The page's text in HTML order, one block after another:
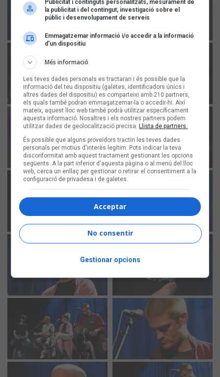
Publicitat i continguts personalitzats, mesurament de
la publicitat i del contingut, investigació sobre el
públic i desenvolupament de serveis
Emmagatzemar informació i/o accedir a la informació
d’un dispositiu
Més informació
Les teves dades personals es tractaran i és possible que la
informació del teu dispositiu (galetes, identificadors únics i
altres dades del dispositiu) es comparteixi amb 210 partners,
els quals també podran emmagatzemar-la o accedir-hi. Així
mateix, aquest lloc web també podrà utilitzar específicament
aquesta informació. Nosaltres i els nostres partners podem
utilitzar dades de geolocalització precisa.Llista de partners.
És possible que alguns proveïdors tractin les teves dades
personals per motius d'interès legítim. Pots indicar la teva
disconformitat amb aquest tractament gestionant les opcions
següents. A la part inferior d'aquesta pàgina o al menú del lloc
web, cerca un enllaç per gestionar o retirar el consentiment a la
configuració de privadesa i de galetes.
Acceptar
No consentir
Gestionar opcions